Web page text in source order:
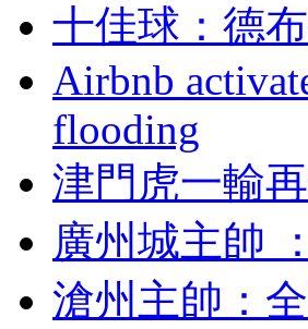
十佳球：
Airbnb
flooding
津門虎一輸
廣州城主帥 
滄州主帥